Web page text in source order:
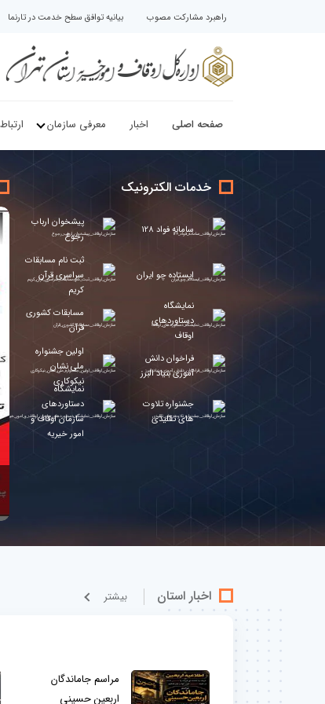
راهبرد مشارکت مصوب بیانیه توافق سطح خدمت در تارنما
صفحه اصلی اخبار معرفی سازمان
خدمات الکترونیک
سامانه فواد 128
پیشخوان ارباب
رجوع
ایستاده چو ایران
ثبت نام مسابقات
سراسری قرآن
کریم
نمایشگاه
دستاوردهای
اوقاف
مسابقات کشوری
قرآن
فراخوان دانش
آموزی بنیاد البرز
اولین جشنواره
ملی نشان
نیکوکاری
جشنواره تلاوت
های تقلیدی
نمایشگاه
دستاوردهای
سازمان اوقاف و
امور خیریه
اخبار استان بيشتر
مراسم جاماندگان
اربعین حسینی